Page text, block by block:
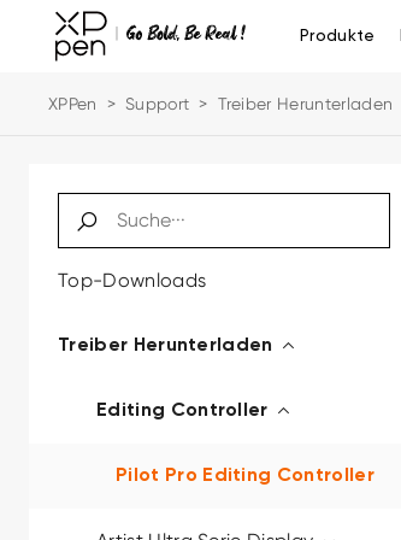
Produkte
XPPen > Support > Treiber Herunterladen
Top-Downloads
Treiber Herunterladen
Editing Controller
Pilot Pro Editing Controller